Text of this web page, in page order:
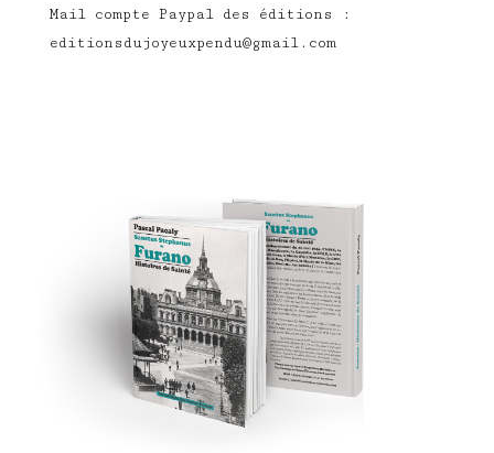
Mail compte Paypal des éditions :
editionsdujoyeuxpendu@gmail.com